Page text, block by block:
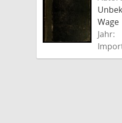
Wage
Jahr: